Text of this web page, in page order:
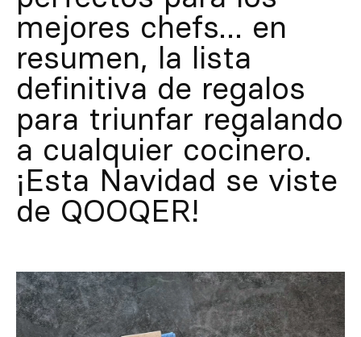
mejores chefs… en
resumen, la lista
definitiva de regalos
para triunfar regalando
a cualquier cocinero.
¡Esta Navidad se viste
de QOOQER!